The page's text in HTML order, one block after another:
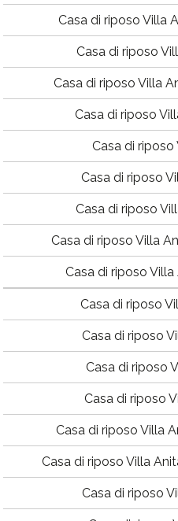
Casa di riposo Villa
Casa di riposo
Casa di riposo Villa
Casa di riposo
Casa di
Casa di riposo
Casa di riposo
Casa di riposo Villa
Casa di riposo
Casa di riposo
Casa di riposo
Casa di riposo
Casa di riposo
Casa di riposo Villa
Casa di riposo Villa
Casa di riposo